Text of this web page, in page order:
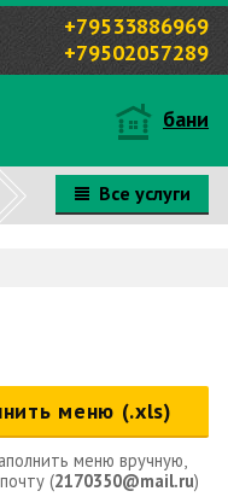
+79533886969
+79502057289
бани
Все услуги
меню (.xls)
меню вручную,
(2170350@mail.ru)